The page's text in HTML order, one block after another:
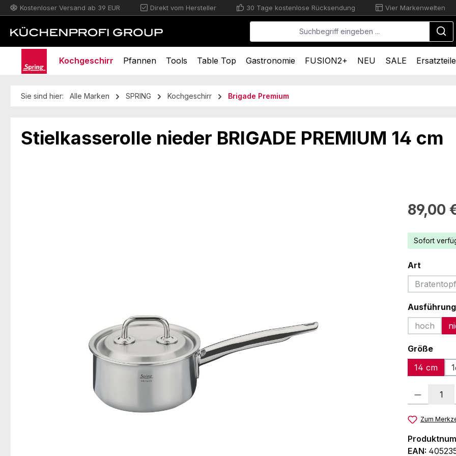
Hauptinhalt springen
Zur Suche springen
Zur Hauptnavigation springen
Kostenloser Versand ab 39 EUR Direkt vom Hersteller 30 Tage kostenlose Rücksendung Vier Markenwelten
Kochgeschirr Pfannen Tools Table Top Gastronomie FUSION2+ NEU SALE Ersatzteile
Sie sind hier: Alle Marken SPRING Kochgeschirr Brigade Premium
Stielkasserolle nieder BRIGADE PREMIUM 14 cm
Regulärer
89,00
Sofort
Art
Bratentopf
Ausführung
hoch
(Diese
Größe
14 cm
Produkt
Zum
EAN: